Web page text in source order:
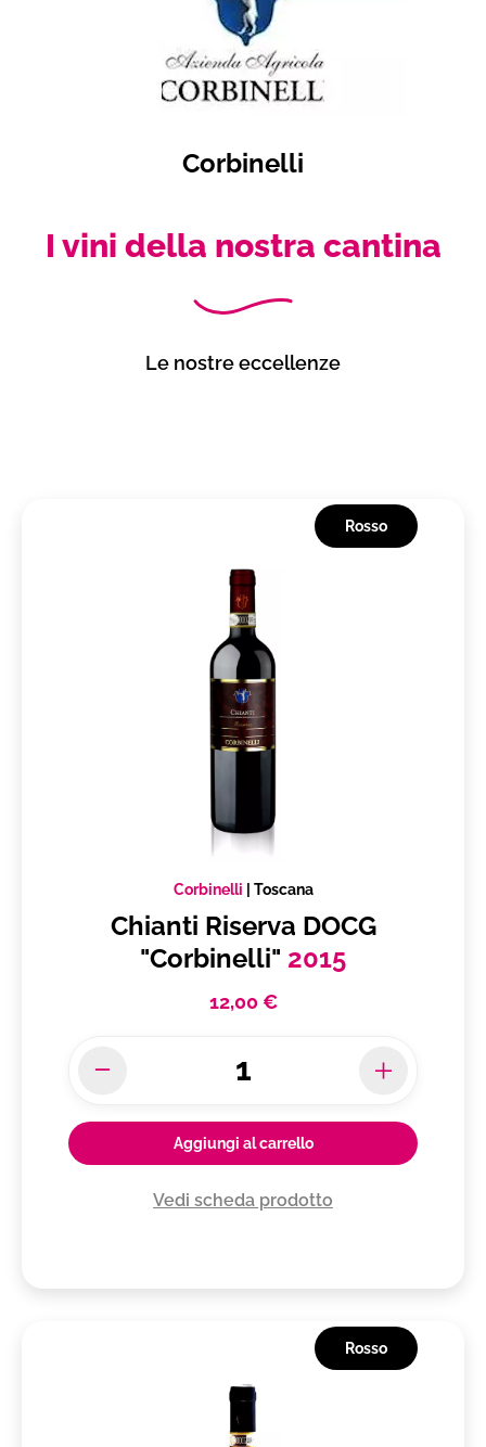
Corbinelli
I vini della nostra cantina
Le nostre eccellenze
Rosso
Corbinelli | Toscana
Chianti Riserva DOCG
"Corbinelli" 2015
12,00 €
Aggiungi al carrello
Vedi scheda prodotto
Rosso